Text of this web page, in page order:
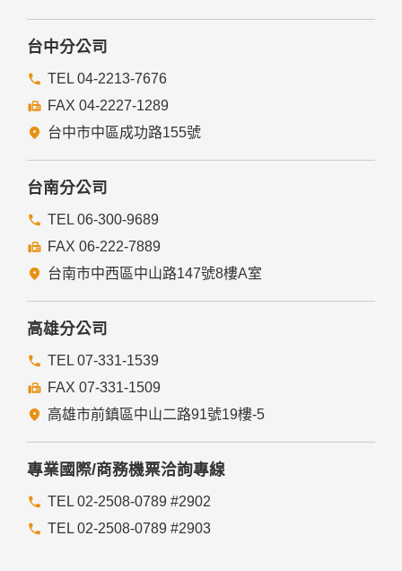
台中分公司
TEL 04-2213-7676
FAX 04-2227-1289
台中市中區成功路155號
台南分公司
TEL 06-300-9689
FAX 06-222-7889
台南市中西區中山路147號8樓A室
高雄分公司
TEL 07-331-1539
FAX 07-331-1509
高雄市前鎮區中山二路91號19樓-5
專業國際/商務機票洽詢專線
TEL 02-2508-0789 #2902
TEL 02-2508-0789 #2903